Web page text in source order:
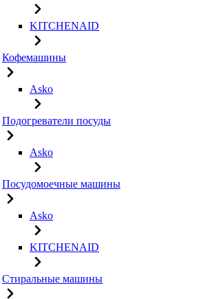
KITCHENAID
Кофемашины
Asko
Подогреватели посуды
Asko
Посудомоечные машины
Asko
KITCHENAID
Стиральные машины